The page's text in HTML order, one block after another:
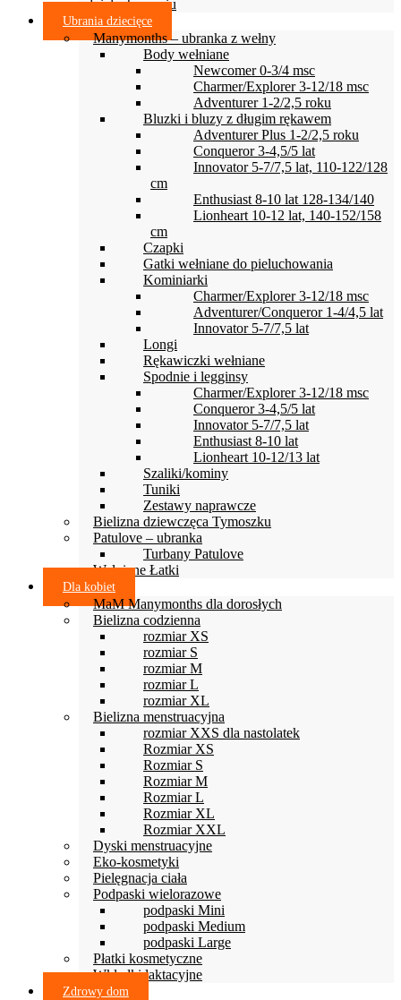
odpieluchowaniu
Ubrania dziecięce
Manymonths – ubranka z wełny
Body wełniane
Newcomer 0-3/4 msc
Charmer/Explorer 3-12/18 msc
Adventurer 1-2/2,5 roku
Bluzki i bluzy z długim rękawem
Adventurer Plus 1-2/2,5 roku
Conqueror 3-4,5/5 lat
Innovator 5-7/7,5 lat, 110-122/128
cm
Enthusiast 8-10 lat 128-134/140
Lionheart 10-12 lat, 140-152/158
cm
Czapki
Gatki wełniane do pieluchowania
Kominiarki
Charmer/Explorer 3-12/18 msc
Adventurer/Conqueror 1-4/4,5 lat
Innovator 5-7/7,5 lat
Longi
Rękawiczki wełniane
Spodnie i legginsy
Charmer/Explorer 3-12/18 msc
Conqueror 3-4,5/5 lat
Innovator 5-7/7,5 lat
Enthusiast 8-10 lat
Lionheart 10-12/13 lat
Szaliki/kominy
Tuniki
Zestawy naprawcze
Bielizna dziewczęca Tymoszku
Patulove – ubranka
Turbany Patulove
Wełniane Łatki
Dla kobiet
MaM Manymonths dla dorosłych
Bielizna codzienna
rozmiar XS
rozmiar S
rozmiar M
rozmiar L
rozmiar XL
Bielizna menstruacyjna
rozmiar XXS dla nastolatek
Rozmiar XS
Rozmiar S
Rozmiar M
Rozmiar L
Rozmiar XL
Rozmiar XXL
Dyski menstruacyjne
Eko-kosmetyki
Pielęgnacja ciała
Podpaski wielorazowe
podpaski Mini
podpaski Medium
podpaski Large
Płatki kosmetyczne
Wkładki laktacyjne
Zdrowy dom